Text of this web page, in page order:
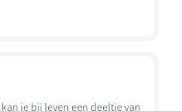
je bij leven een deeltje van